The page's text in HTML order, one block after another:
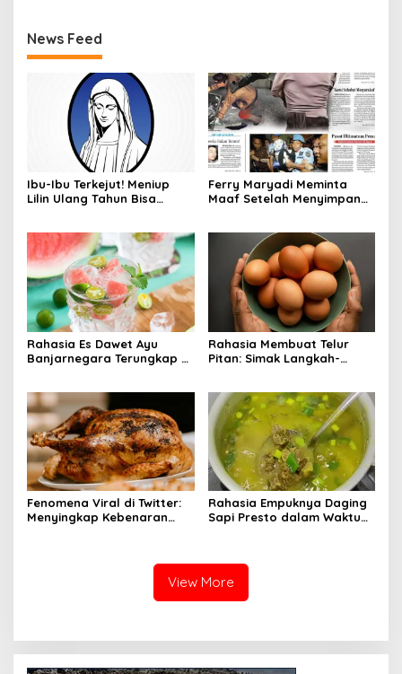
News Feed
Ibu-Ibu Terkejut! Meniup
Lilin Ulang Tahun Bisa
Ferry Maryadi Meminta
Maaf Setelah Menyimpan
Rahasia Es Dawet Ayu
Banjarnegara Terungkap di
Rahasia Membuat Telur
Pitan: Simak Langkah-
Fenomena Viral di Twitter:
Menyingkap Kebenaran
Rahasia Empuknya Daging
Sapi Presto dalam Waktu
View More